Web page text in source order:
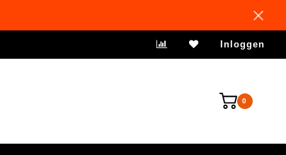
VERZENDING 1-3 WERKDAGEN
Inloggen
0